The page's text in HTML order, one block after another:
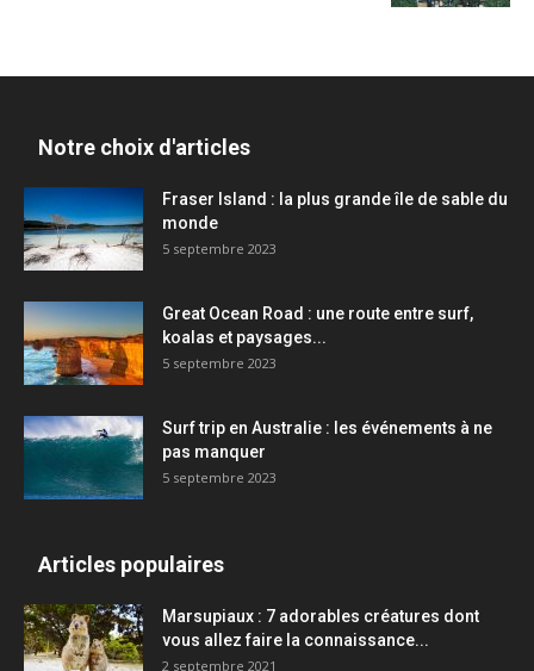
Notre choix d'articles
Fraser Island : la plus grande île de sable du
monde
5 septembre 2023
Great Ocean Road : une route entre surf,
koalas et paysages...
5 septembre 2023
Surf trip en Australie : les événements à ne
pas manquer
5 septembre 2023
Articles populaires
Marsupiaux : 7 adorables créatures dont
vous allez faire la connaissance...
2 septembre 2021